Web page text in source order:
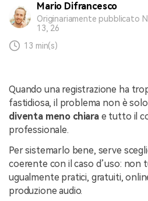
Mario Difrancesco
Originariamente pubblicato
13, 26
13 min(s)
Quando una registrazione ha
fastidiosa, il problema non è
diventa meno chiarae tutto il
professionale.
Per sistemarlo bene, serve
coerente con il caso d’uso:
ugualmente pratici, gratuiti,
produzione audio.